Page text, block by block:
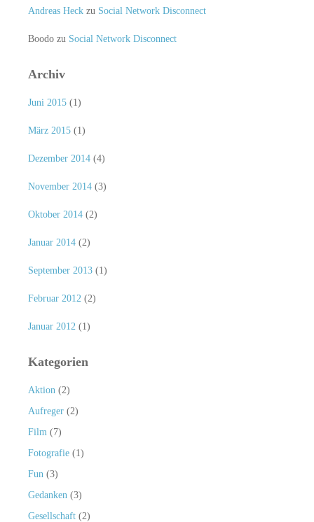
Andreas Heckzu Social Network Disconnect
Boodozu Social Network Disconnect
Archiv
Juni 2015(1)
März 2015(1)
Dezember 2014(4)
November 2014(3)
Oktober 2014(2)
Januar 2014(2)
September 2013(1)
Februar 2012 (2)
Januar 2012 (1)
Kategorien
Aktion (2)
Aufreger(2)
Film (7)
Fotografie(1)
Fun (3)
Gedanken (3)
Gesellschaft(2)